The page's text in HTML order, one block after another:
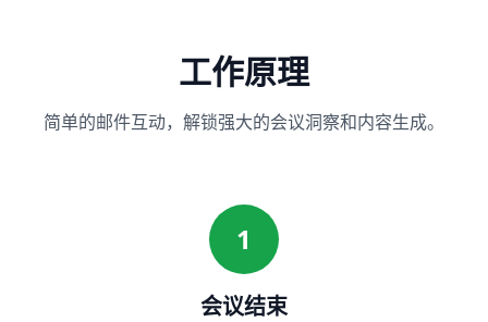
工作原理
简单的邮件互动，解锁强大的会议洞察和内容生成。
1
会议结束